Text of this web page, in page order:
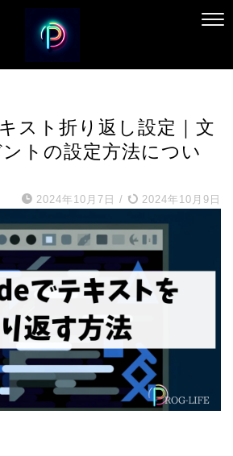
スト折り返し設定｜文
トの設定方法につい
2024年10月7日 / 2024年10月9日